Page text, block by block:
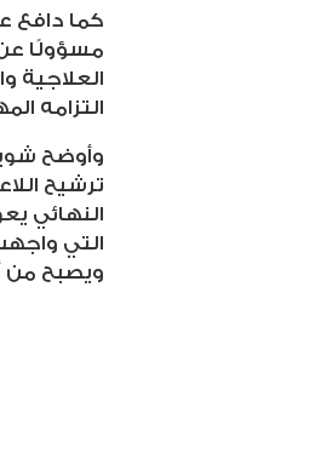
كما دافع
مسؤولًا
العلاجية
التزامه
وأوضح
ترشيح
النهائي
التي
ويصبح من